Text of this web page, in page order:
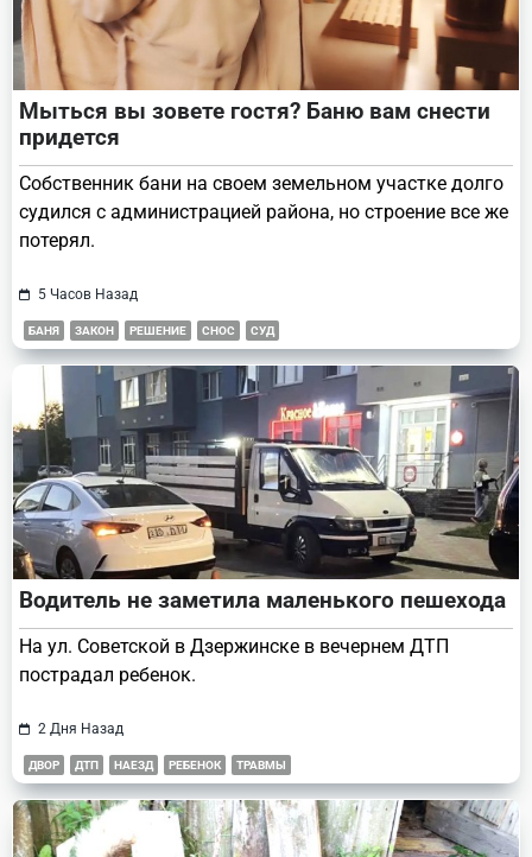
Мыться вы зовете гостя? Баню вам снести
придется
Собственник бани на своем земельном участке долго
судился с администрацией района, но строение все же
потерял.
5 Часов Назад
БАНЯ ЗАКОН РЕШЕНИЕ СНОС СУД
Водитель не заметила маленького пешехода
На ул. Советской в Дзержинске в вечернем ДТП
пострадал ребенок.
2 Дня Назад
ДВОР ДТП НАЕЗД РЕБЕНОК ТРАВМЫ